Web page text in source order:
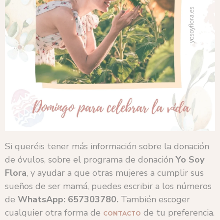
Si queréis tener más información sobre la donación
de óvulos, sobre el programa de donaciónYo Soy
Flora, y ayudar a que otras mujeres a cumplir sus
sueños de ser mamá, puedes escribir a los números
de WhatsApp: 657303780. También escoger
cualquier otra forma de CONTACTO de tu preferencia.